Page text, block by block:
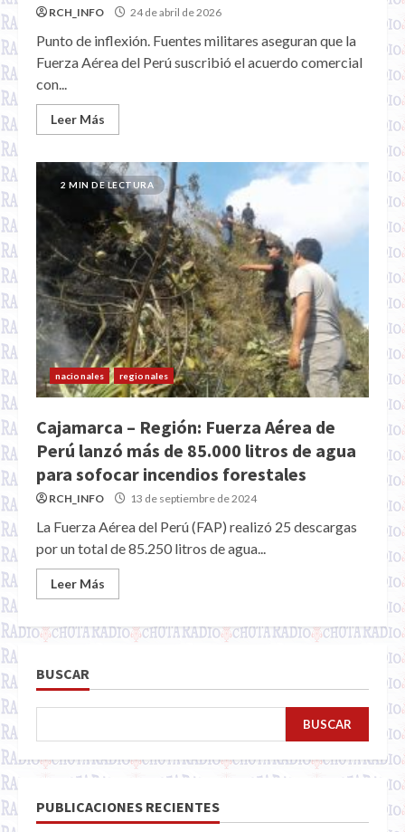
RCH_INFO 24 de abril de 2026
Punto de inflexión. Fuentes militares aseguran que la
Fuerza Aérea del Perú suscribió el acuerdo comercial
con...
Leer Más
2 MIN DE LECTURA
nacionales regionales
Cajamarca – Región: Fuerza Aérea de
Perú lanzó más de 85.000 litros de agua
para sofocar incendios forestales
RCH_INFO 13 de septiembre de 2024
La Fuerza Aérea del Perú (FAP) realizó 25 descargas
por un total de 85.250 litros de agua...
Leer Más
BUSCAR
BUSCAR
PUBLICACIONES RECIENTES